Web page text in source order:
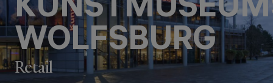
WOLFSBURG
Retail